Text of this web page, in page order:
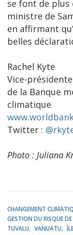
se font de plus
ministre de
en affirmant
belles
Rachel Kyte
Vice-
de la Banque
climatique
Twitter :
Photo : Juliana
CHANGEMENT
GESTION DU RISQUE
TUVALU
VANUATU